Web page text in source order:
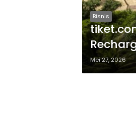
Bisnis
Mei 27, 2026